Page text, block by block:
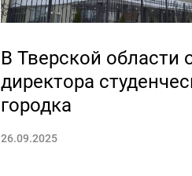
В Тверской области
директора
городка
26.09.2025